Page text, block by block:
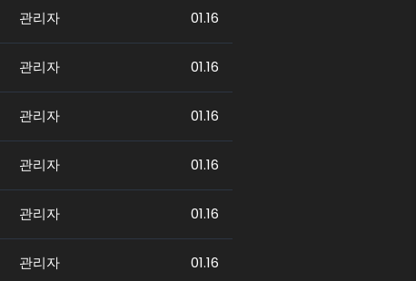
관리자 01.16
관리자 01.16
관리자 01.16
관리자 01.16
관리자 01.16
관리자 01.16